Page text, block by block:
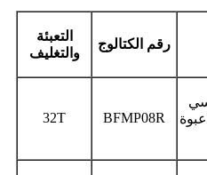
رقم الكتالوج
التعبئة
والتغليف
عبوة
BFMP08R
32T